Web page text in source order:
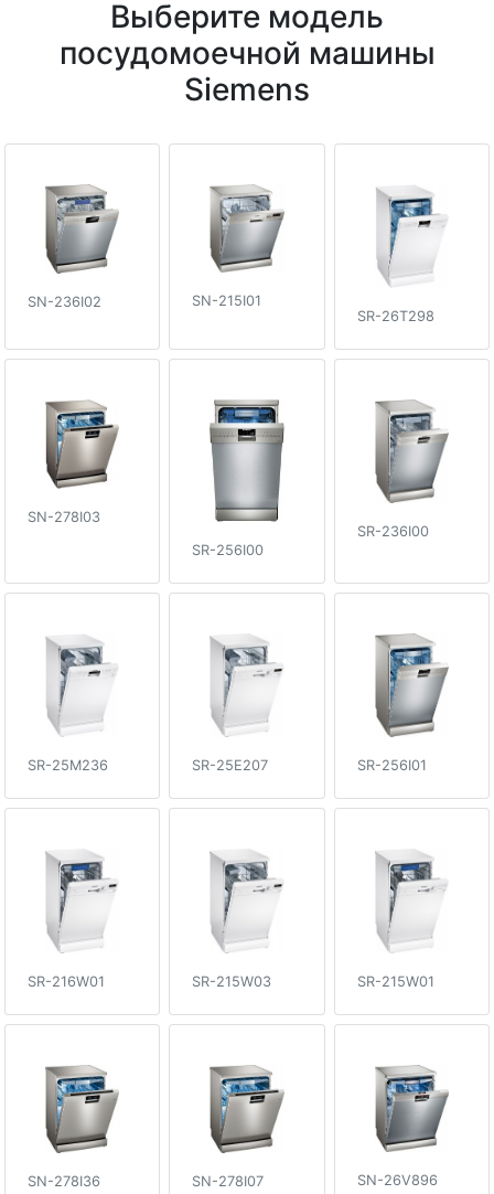
Выберите модель
посудомоечной машины
Siemens
SN-236I02
SN-215I01
SR-26T298
SN-278I03
SR-256I00
SR-236I00
SR-25M236 SR-25E207 SR-256I01
SR-216W01 SR-215W03 SR-215W01
SN-278I36 SN-278I07 SN-26V896